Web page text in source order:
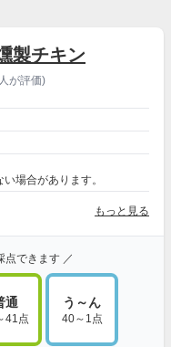
製チキン
が評価)
場合があります。
もっと見る
点できます ／
通
41点
う～ん
40～1点